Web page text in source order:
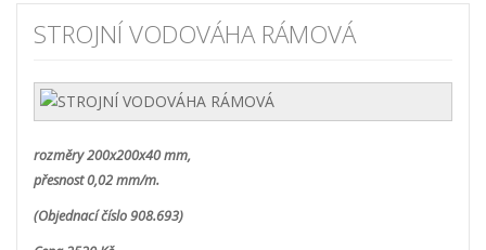
STROJNÍ VODOVÁHA RÁMOVÁ
rozměry 200x200x40 mm,
přesnost 0,02 mm/m.
(Objednací číslo 908.693)